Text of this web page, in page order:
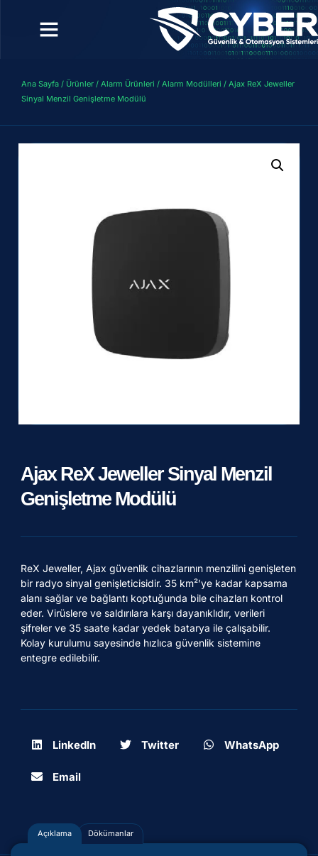
Ana Sayfa / Ürünler / Alarm Ürünleri / Alarm Modülleri / Ajax ReX Jeweller
Sinyal Menzil Genişletme Modülü
Ajax ReX Jeweller Sinyal Menzil
Genişletme Modülü
ReX Jeweller, Ajax güvenlik cihazlarının menzilini genişleten
bir radyo sinyal genişleticisidir. 35 km²’ye kadar kapsama
alanı sağlar ve bağlantı koptuğunda bile cihazları kontrol
eder. Virüslere ve saldırılara karşı dayanıklıdır, verileri
şifreler ve 35 saate kadar yedek batarya ile çalışabilir.
Kolay kurulumu sayesinde hızlıca güvenlik sistemine
entegre edilebilir.
LinkedIn Twitter WhatsApp
Email
Açıklama Dökümanlar